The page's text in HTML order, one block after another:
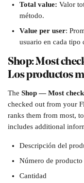
Total value: Valor
método.
Value per user:
usuario en cada tipo
Shop: Most
Los productos
The Shop — Most
checked out from your
ranks them from most,
includes additional
Descripción del
Número de producto
Cantidad